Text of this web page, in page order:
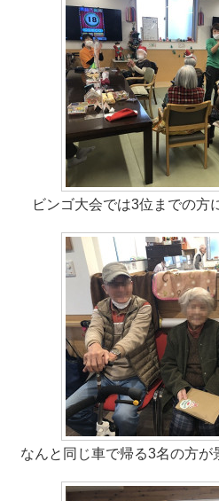
ビンゴ大会では3位までの方
なんと同じ車で帰る3名の方が